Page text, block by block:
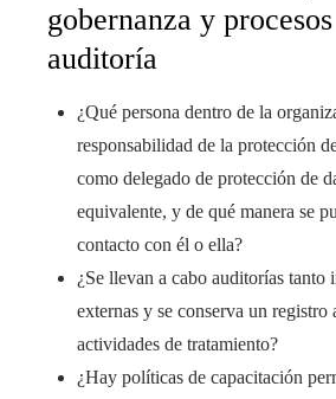
gobernanza y
auditoría
¿Qué persona dentro de la
responsabilidad de la protección
como delegado de protección de
equivalente, y de qué manera se
contacto con él o ella?
¿Se llevan a cabo auditorías tanto
externas y se conserva un registro
actividades de tratamiento?
¿Hay políticas de capacitación